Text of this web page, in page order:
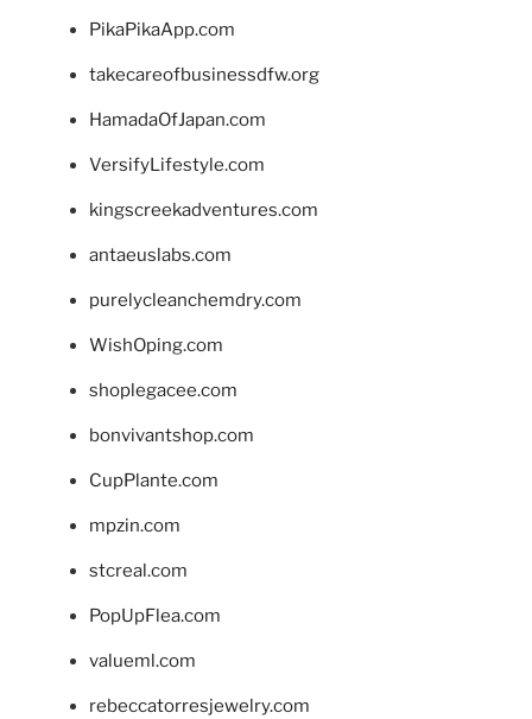
PikaPikaApp.com
takecareofbusinessdfw.org
HamadaOfJapan.com
VersifyLifestyle.com
kingscreekadventures.com
antaeuslabs.com
purelycleanchemdry.com
WishOping.com
shoplegacee.com
bonvivantshop.com
CupPlante.com
mpzin.com
stcreal.com
PopUpFlea.com
valueml.com
rebeccatorresjewelry.com